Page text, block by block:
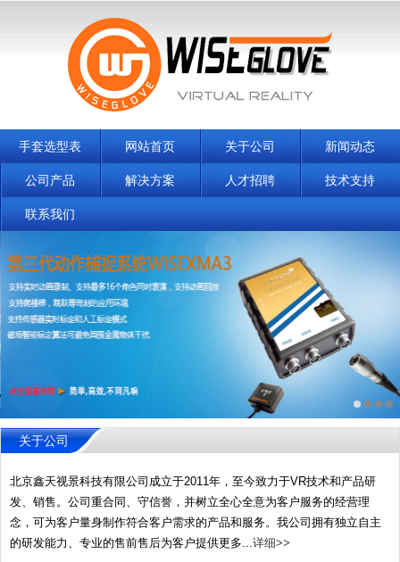
手套选型表 网站首页 关于公司 新闻动态
公司产品 解决方案 人才招聘 技术支持
联系我们
关于公司
北京鑫天视景科技有限公司成立于2011年，至今致力于VR技术和产品研
发、销售。公司重合同、守信誉，并树立全心全意为客户服务的经营理
念，可为客户量身制作符合客户需求的产品和服务。我公司拥有独立自主
的研发能力、专业的售前售后为客户提供更多...详细>>